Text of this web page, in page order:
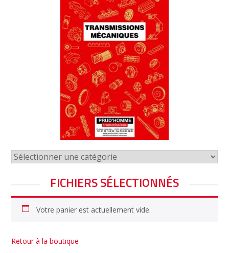
FICHIERS SÉLECTIONNÉS
Votre panier est actuellement vide.
Retour à la boutique